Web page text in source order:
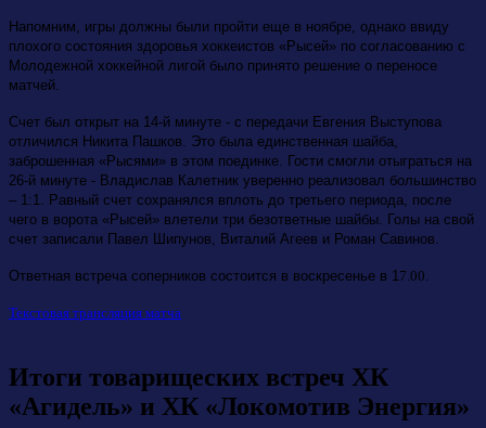
Напомним, игры должны были пройти еще в ноябре, однако ввиду
плохого состояния здоровья хоккеистов «Рысей» по согласованию с
Молодежной хоккейной лигой было принято решение о переносе
матчей.
Счет был открыт на 14-й минуте - с передачи Евгения Выступова
отличился Никита Пашков. Это была единственная шайба,
заброшенная «Рысями» в этом поединке. Гости смогли отыграться на
26-й минуте - Владислав Калетник уверенно реализовал большинство
– 1:1. Равный счет сохранялся вплоть до третьего периода, после
чего в ворота «Рысей» влетели три безответные шайбы. Голы на свой
счет записали Павел Шипунов, Виталий Агеев и Роман Савинов.
Ответная встреча соперников состоится в воскресенье в 17.00.
Текстовая трансляция матча
Итоги товарищеских встреч ХК
«Агидель» и ХК «Локомотив Энергия»